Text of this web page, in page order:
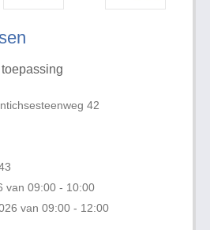
42
van 09:00 - 10:00
van 09:00 - 12:00